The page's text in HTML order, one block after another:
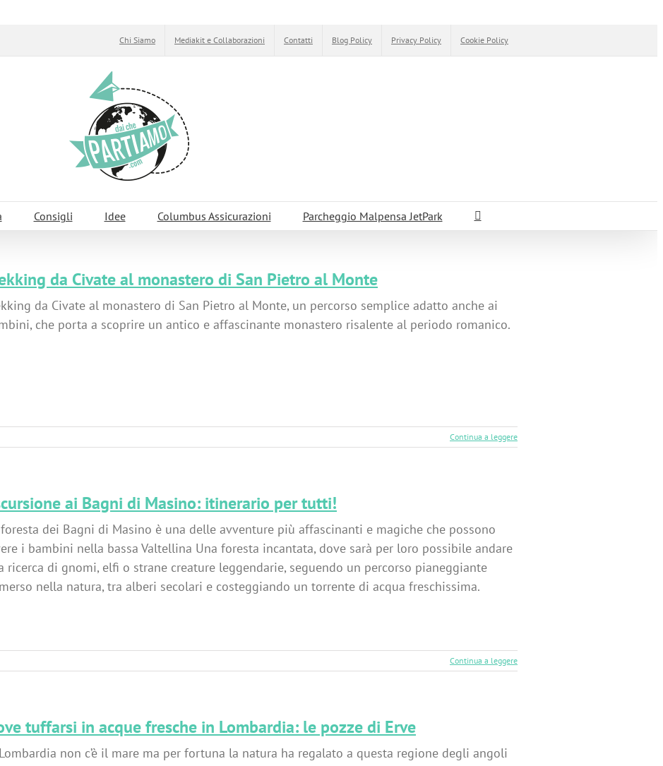
Chi Siamo Mediakit e Collaborazioni Contatti Blog Policy Privacy Policy Cookie Policy
Consigli Idee Columbus Assicurazioni Parcheggio Malpensa JetPark
da Civate al monastero di San Pietro al Monte
da Civate al monastero di San Pietro al Monte, un percorso semplice adatto anche ai
che porta a scoprire un antico e affascinante monastero risalente al periodo romanico.
Continua a leggere
ai Bagni di Masino: itinerario per tutti!
dei Bagni di Masino è una delle avventure più affascinanti e magiche che possono
i bambini nella bassa Valtellina Una foresta incantata, dove sarà per loro possibile andare
ricerca di gnomi, elfi o strane creature leggendarie, seguendo un percorso pianeggiante
nella natura, tra alberi secolari e costeggiando un torrente di acqua freschissima.
Continua a leggere
tuffarsi in acque fresche in Lombardia: le pozze di Erve
non c’è il mare ma per fortuna la natura ha regalato a questa regione degli angoli